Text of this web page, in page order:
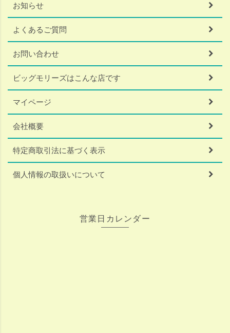
お知らせ
よくあるご質問
お問い合わせ
ビッグモリーズはこんな店です
マイページ
会社概要
特定商取引法に基づく表示
個人情報の取扱いについて
営業日カレンダー